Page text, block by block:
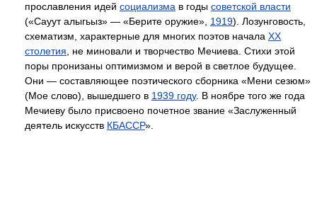
прославления идей социализма в годы советской власти
(«Сауут алыгьыз» — «Берите оружие», 1919). Лозунговость,
схематизм, характерные для многих поэтов начала XX
столетия, не миновали и творчество Мечиева. Стихи этой
поры пронизаны оптимизмом и верой в светлое будущее.
Они — составляющее поэтического сборника «Мени сезюм»
(Мое слово), вышедшего в 1939 году. В ноябре того же года
Мечиеву было присвоено почетное звание «Заслуженный
деятель искусств КБАССР».